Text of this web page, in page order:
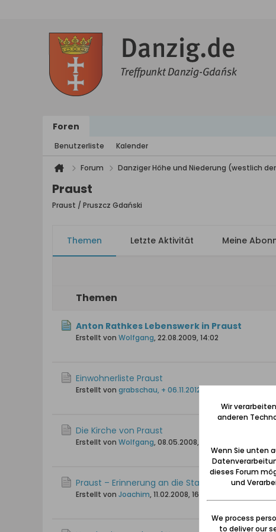
Foren
Benutzerliste Kalender
Forum Danziger Höhe und Niederung (westlich
Praust
Praust / Pruszcz Gdański
Themen Letzte Aktivität Meine
Themen
Anton Rathkes Lebenswerk in Praust
Erstellt von Wolfgang, 22.08.2009, 14:02
Einwohnerliste Praust
Erstellt von grabschau, + 06.11.2012
Die Kirche von Praust
Erstellt von Wolfgang, 08.05.2008, 20:33
Praust – Erinnerung an die Stadt Praust bei
Erstellt von Joachim, 11.02.2008, 16:20
Wir
anderen
Wenn Sie unten
dieses Forum
und
We process
to deliver our